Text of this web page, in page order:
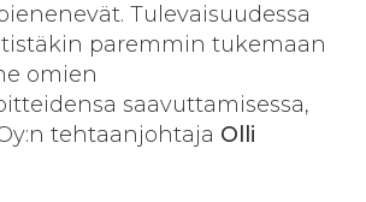
Tulevaisuudessa
paremmin tukemaan
omien
saavuttamisessa,
tehtaanjohtaja Olli